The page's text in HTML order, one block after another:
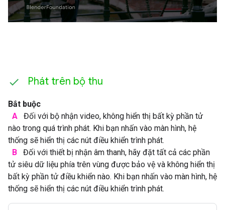
Phát trên bộ thu
Bắt buộc
A
Đối với bộ nhận video, không hiển thị bất kỳ phần tử
nào trong quá trình phát. Khi bạn nhấn vào màn hình, hệ
thống sẽ hiển thị các nút điều khiển trình phát.
B
Đối với thiết bị nhận âm thanh, hãy đặt tất cả các phần
tử siêu dữ liệu phía trên vùng được bảo vệ và không hiển thị
bất kỳ phần tử điều khiển nào. Khi bạn nhấn vào màn hình, hệ
thống sẽ hiển thị các nút điều khiển trình phát.